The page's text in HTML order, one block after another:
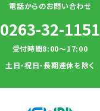
電話からのお問い合わせ
0263-32-1151
受付時間8:00～17:00
土日・祝日・長期連休を除く